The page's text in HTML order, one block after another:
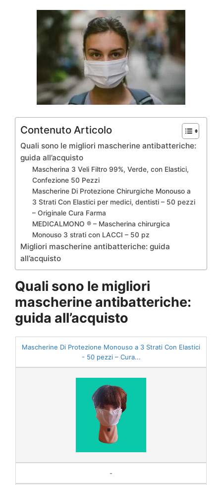
Contenuto Articolo
Quali sono le migliori mascherine antibatteriche:
guida all’acquisto
Mascherina 3 Veli Filtro 99%, Verde, con Elastici,
Confezione 50 Pezzi
Mascherine Di Protezione Chirurgiche Monouso a
3 Strati Con Elastici per medici, dentisti – 50 pezzi
– Originale Cura Farma
MEDICALMONO ® – Mascherina chirurgica
Monouso 3 strati con LACCI – 50 pz
Migliori mascherine antibatteriche: guida
all’acquisto
Quali sono le migliori
mascherine antibatteriche:
guida all’acquisto
Mascherine Di Protezione Monouso a 3 Strati Con Elastici
- 50 pezzi – Cura...
-